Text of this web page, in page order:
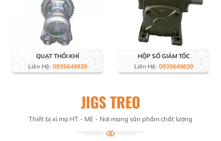
QUẠT THỔI KHÍ
Liên Hệ: 0935649839
HỘP SỐ GIẢM TỐC
Liên Hệ: 0935649839
JIGS TREO
Thiết bị xi mạ HT - ME - Nơi mang sản phẩm chất lượng